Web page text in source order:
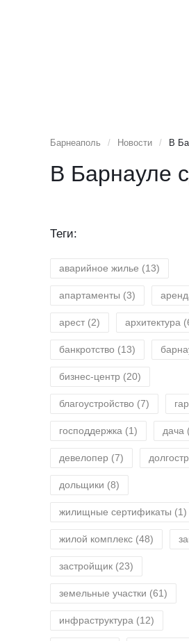
Барнеаполь / Новости / В
В Барнауле
Теги:
аварийное жилье (13)
апартаменты (3)
арест (2) архитектура
банкротство (13)
бизнес-центр (20)
благоустройство (7)
господдержка (1) дача
девелопер (7)
дольщики (8)
жилищные сертификаты (1)
жилой комплекс (48)
застройщик (23)
земельные участки (61)
инфраструктура (12)